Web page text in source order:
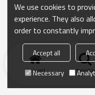
Accueil
We use cookies to
experience. They also
order to constantly
Accept all
Necessary